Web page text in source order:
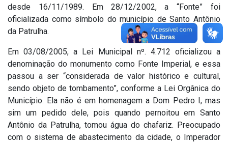
desde 16/11/1989. Em 28/12/2002, a “Fonte” foi
oficializada como símbolo do município de Santo Antônio
da Patrulha.
Em 03/08/2005, a Lei Municipal nº. 4.712 oficializou a
denominação do monumento como Fonte Imperial, e essa
passou a ser “considerada de valor histórico e cultural,
sendo objeto de tombamento”, conforme a Lei Orgânica do
Município. Ela não é em homenagem a Dom Pedro I, mas
sim um pedido dele, pois quando pernoitou em Santo
Antônio da Patrulha, tomou água do chafariz. Preocupado
com o sistema de abastecimento da cidade, o Imperador